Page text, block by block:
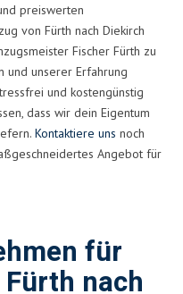
preiswerten
von Fürth nach Diekirch
Fischer Fürth zu
und unserer Erfahrung
und kostengünstig
dass wir dein Eigentum
Kontaktiere uns noch
Angebot für
für
nach